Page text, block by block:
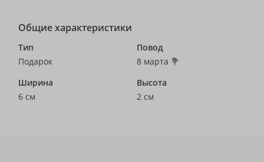
Общие характеристики
Тип
Подарок
Повод
8 марта 💐
Ширина
6 см
Высота
2 см